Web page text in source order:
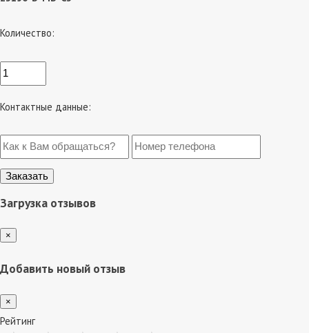
Количество:
Контактные данные:
Загрузка отзывов
×
Добавить новый отзыв
×
Рейтинг